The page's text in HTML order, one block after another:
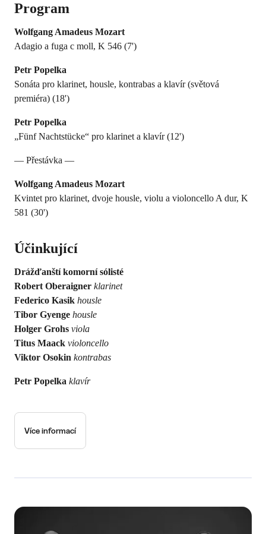
Program
Wolfgang Amadeus Mozart
Adagio a fuga c moll, K 546 (7')
Petr Popelka
Sonáta pro klarinet, housle, kontrabas a klavír (světová
premiéra) (18')
Petr Popelka
„Fünf Nachtstücke“ pro klarinet a klavír (12')
— Přestávka —
Wolfgang Amadeus Mozart
Kvintet pro klarinet, dvoje housle, violu a violoncello A dur, K
581 (30')
Účinkující
Drážďanští komorní sólisté
Robert Oberaigner klarinet
Federico Kasik housle
Tibor Gyenge housle
Holger Grohs viola
Titus Maack violoncello
Viktor Osokin kontrabas
Petr Popelka klavír
Více informací